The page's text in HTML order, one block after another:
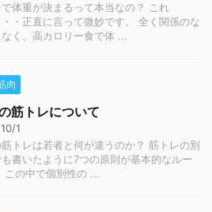
で体重が決まるって本当なの？ これ
・正直に言って微妙です。 全く関係のな
く、高カロリー食で体 ...
肉
筋トレについて
1
トレは若者と何が違うのか？ 筋トレの別
書いたように7つの原則が基本的なルー
この中で個別性の ...